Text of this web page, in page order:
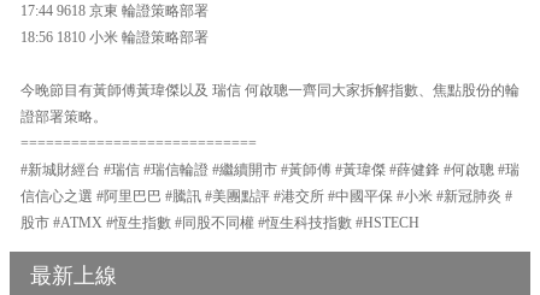
17:44 9618 京東 輪證策略部署
18:56 1810 小米 輪證策略部署
今晚節目有黃師傅黃瑋傑以及 瑞信 何啟聰一齊同大家拆解指數、焦點股份的輪
證部署策略。
============================
#新城財經台 #瑞信 #瑞信輪證 #繼續開市 #黃師傅 #黃瑋傑 #薛健鋒 #何啟聰 #瑞
信信心之選 #阿里巴巴 #騰訊 #美團點評 #港交所 #中國平保 #小米 #新冠肺炎 #
股市 #ATMX #恆生指數 #同股不同權 #恆生科技指數 #HSTECH
最新上線